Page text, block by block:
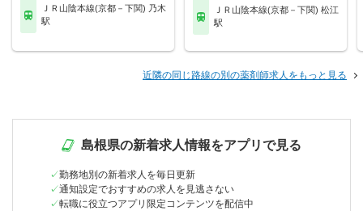
ＪＲ山陰本線(京都－下関) 乃木
駅
ＪＲ山陰本線(京都－下関) 松江
駅
近隣の同じ路線の別の薬剤師求人をもっと見る
島根県の新着求人情報をアプリで見る
勤務地別の新着求人を毎日更新
通知設定でおすすめの求人を見逃さない
転職に役立つアプリ限定コンテンツを配信中